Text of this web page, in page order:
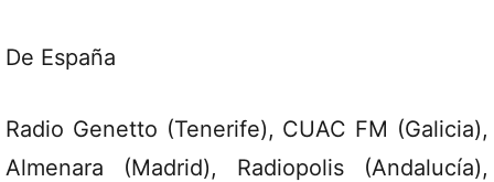
De España
Radio Genetto (Tenerife), CUAC FM (Galicia),
Almenara (Madrid), Radiopolis (Andalucía),